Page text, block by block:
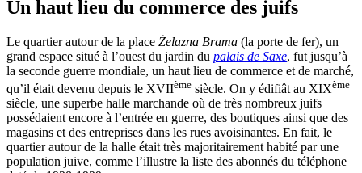
Un haut lieu du commerce des juifs
Le quartier autour de la place Żelazna Brama (la porte de fer), un
grand espace situé à l’ouest du jardin du palais de Saxe, fut jusqu’à
la seconde guerre mondiale, un haut lieu de commerce et de marché,
qu’il était devenu depuis le XVIIème siècle. On y édifiât au XIXème
siècle, une superbe halle marchande où de très nombreux juifs
possédaient encore à l’entrée en guerre, des boutiques ainsi que des
magasins et des entreprises dans les rues avoisinantes. En fait, le
quartier autour de la halle était très majoritairement habité par une
population juive, comme l’illustre la liste des abonnés du téléphone